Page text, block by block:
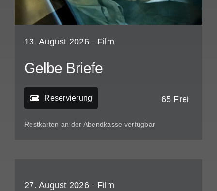
13. August 2026 · Film
Gelbe Briefe
Reservierung 65 Frei
Restkarten an der Abendkasse verfügbar
27. August 2026 · Film